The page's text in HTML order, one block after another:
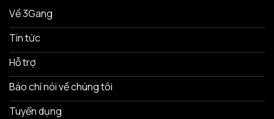
Về 3Gang
Tin tức
Hỗ trợ
Báo chí nói về chúng tôi
Tuyển dụng